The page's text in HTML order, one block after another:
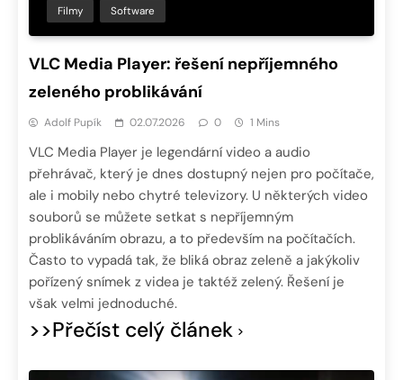
Filmy Software
VLC Media Player: řešení nepříjemného
zeleného problikávání
Adolf Pupík 02.07.2026 0 1 Mins
VLC Media Player je legendární video a audio
přehrávač, který je dnes dostupný nejen pro počítače,
ale i mobily nebo chytré televizory. U některých video
souborů se můžete setkat s nepříjemným
problikáváním obrazu, a to především na počítačích.
Často to vypadá tak, že bliká obraz zeleně a jakýkoliv
pořízený snímek z videa je taktéž zelený. Řešení je
však velmi jednoduché.
>>Přečíst celý článek